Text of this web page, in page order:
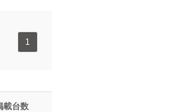
1
載台数